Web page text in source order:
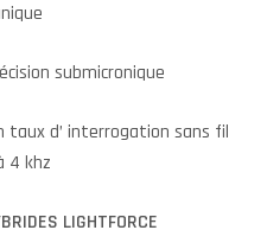
submicronique
taux d’ interrogation sans fil
4 khz
LIGHTFORCE